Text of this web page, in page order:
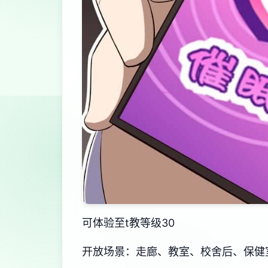
可体验至t教等级30
开放场景：走廊、教室、校舍后、保健